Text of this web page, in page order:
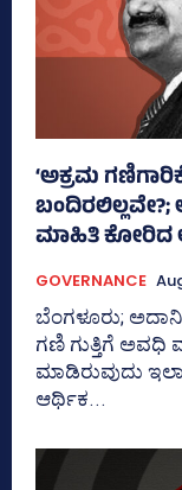
‘ಅಕ್ರಮ
ಮಾಹಿತಿ ಕೋರಿದ
GOVERNANCE
ಬೆಂಗಳೂರು;
ಗಣಿ ಗುತ್ತಿಗೆ ಅವಧಿ
ಮಾಡಿರುವುದು
ಆರ್ಥಿಕ...